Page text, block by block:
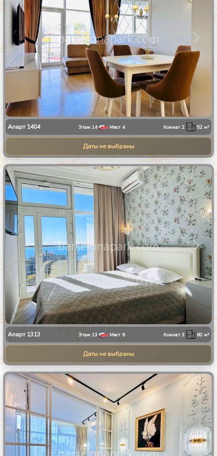
Апарт 1404 Этаж 14 Мест 4 Комнат2 52 м²
Даты не выбраны
Апарт 1313 Этаж 13 Мест 6 Комнат3 60 м²
Даты не выбраны